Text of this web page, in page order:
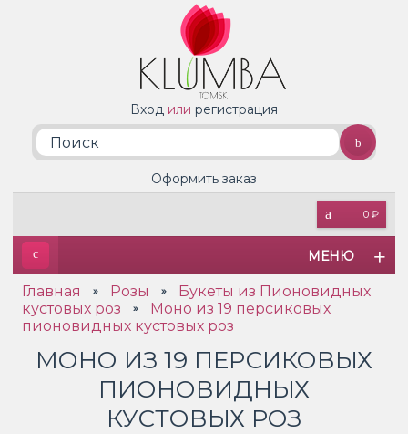
Вход или регистрация
0 ₽
Оформить заказ
МЕНЮ
Главная » Розы »
Букеты из Пионовидных
кустовых роз
»
Моно из 19 персиковых
пионовидных кустовых роз
МОНО ИЗ 19 ПЕРСИКОВЫХ
ПИОНОВИДНЫХ
КУСТОВЫХ РОЗ